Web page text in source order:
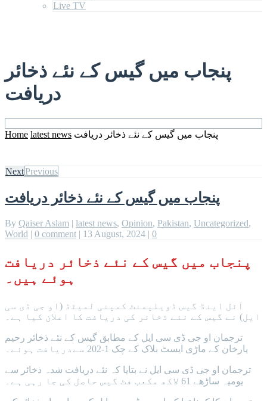
Live TV
پنجاب میں گیس کے نئے ذخائر
دریافت
Home latest news پنجاب میں گیس کے نئے ذخائر دریافت
NextPrevious
پنجاب میں گیس کے نئے ذخائر دریافت
By Qaiser Aslam | latest news, Opinion, Pakistan, Uncategorized,
World | 0 comment | 13 August, 2024 | 0
پنجاب میں گیس کے نئے ذخائر دریافت
ہوئے ہیں۔
آئل اینڈ گیس ڈویلپمنٹ کمپنی لمیٹڈ (او جی ڈی سی
ایل) نے گیس کے نئے ذخائر کی دریافت کا اعلان کیا ہے۔
ترجمان او جی ڈی سی ایل کے مطابق گیس کے نئے ذخائر رحیم
یارخان کے ماڑی ایسٹ بلاک کے چک 1-202 سےدریافت ہوئے۔
ترجمان او جی ڈی سی ایل نے بتایا کہ نئے دریافت شدہ ذخائر سے
یومیہ ساڑھے 61 لاکھ مکعب فٹ گیس حاصل کی جا رہی ہے۔